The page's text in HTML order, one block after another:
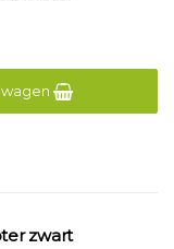
zwart